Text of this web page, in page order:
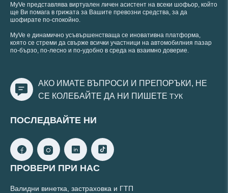
MyVe представлява виртуален личен асистент на всеки шофьор, който
ще Ви помага в грижата за Вашите превозни средства, за да
шофирате по-спокойно.
MyVe е динамично усъвършенстваща се иновативна платформа,
която се стреми да свърже всички участници на автомобилния пазар
по-бързо, по-лесно и по-удобно в среда на взаимно доверие.
АКО ИМАТЕ ВЪПРОСИ И ПРЕПОРЪКИ, НЕ
СЕ КОЛЕБАЙТЕ ДА НИ ПИШЕТЕ ТУК
ПОСЛЕДВАЙТЕ НИ
ПРОВЕРИ ПРИ НАС
Валидни винетка, застраховка и ГТП